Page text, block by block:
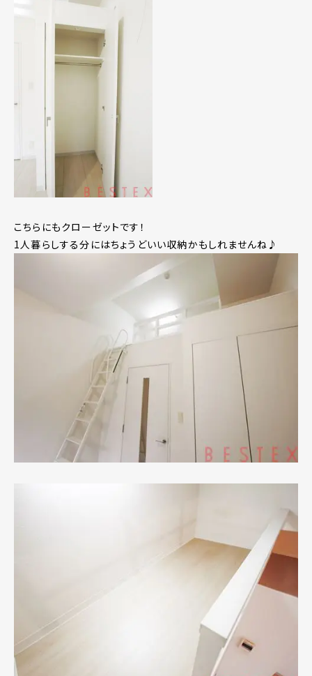
こちらにもクローゼットです！
1人暮らしする分にはちょうどいい収納かもしれませんね♪